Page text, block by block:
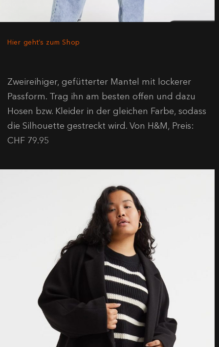
Hier geht’s zum Shop
Zweireihiger, gefütterter Mantel mit lockerer
Passform. Trag ihn am besten offen und dazu
Hosen bzw. Kleider in der gleichen Farbe, sodass
die Silhouette gestreckt wird. Von H&M, Preis:
CHF 79.95